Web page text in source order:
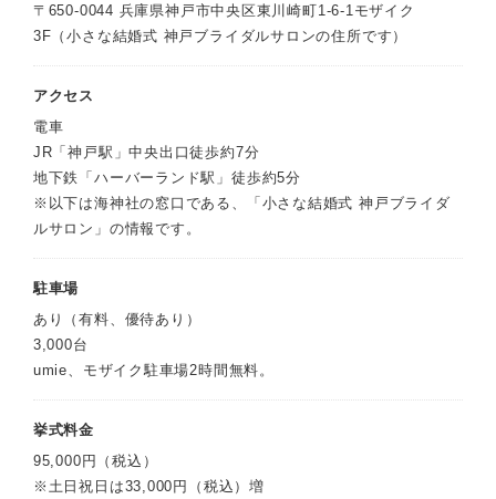
〒650-0044 兵庫県神戸市中央区東川崎町1-6-1モザイク
3F（小さな結婚式 神戸ブライダルサロンの住所です）
アクセス
電車
JR「神戸駅」中央出口徒歩約7分
地下鉄「ハーバーランド駅」徒歩約5分
※以下は海神社の窓口である、「小さな結婚式 神戸ブライダ
ルサロン」の情報です。
駐車場
あり（有料、優待あり）
3,000台
umie、モザイク駐車場2時間無料。
挙式料金
95,000円（税込）
※土日祝日は33,000円（税込）増